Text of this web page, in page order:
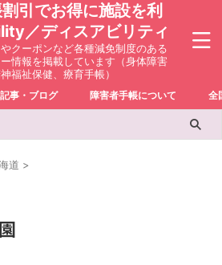
引でお得に施設を利
／ディスアビリティ
クーポンなど各種減免制度のある
情報を掲載しています（身体障害
福祉保健、療育手帳）
事・ブログ 障害者手帳について 全
道 >